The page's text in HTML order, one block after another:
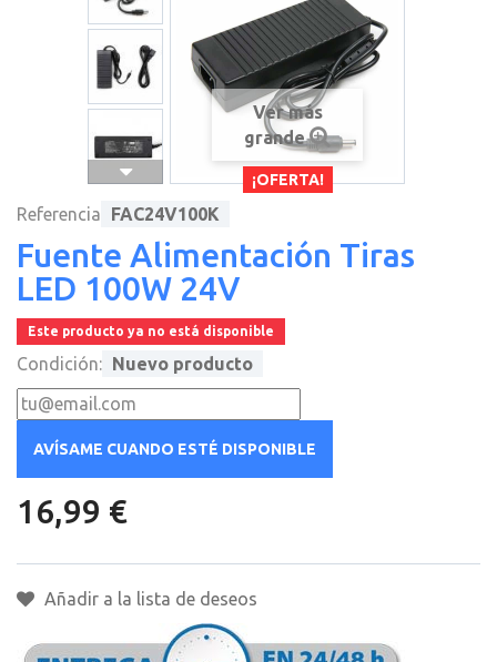
¡OFERTA!
Ver más
grande
Referencia FAC24V100K
Fuente Alimentación Tiras
LED 100W 24V
Este producto ya no está disponible
Condición: Nuevo producto
AVÍSAME CUANDO ESTÉ DISPONIBLE
16,99 €
Añadir a la lista de deseos